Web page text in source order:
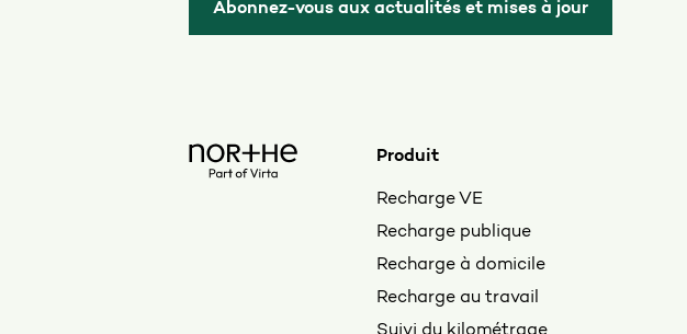
Abonnez-vous aux actualités et mises à jour
Produit
Recharge VE
Recharge publique
Recharge à domicile
Recharge au travail
Suivi du kilométrage